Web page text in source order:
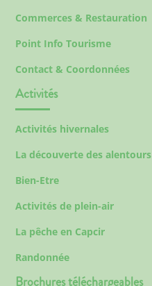
Commerces & Restauration
Point Info Tourisme
Contact & Coordonnées
Activités
Activités hivernales
La découverte des alentours
Bien-Etre
Activités de plein-air
La pêche en Capcir
Randonnée
Brochures téléchargeables